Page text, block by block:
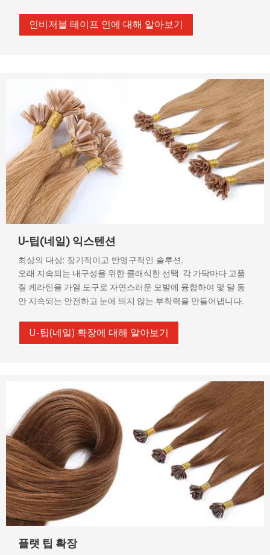
인비저블 테이프 인에 대해 알아보기
U-팁(네일) 익스텐션
최상의 대상: 장기적이고 반영구적인 솔루션.
오래 지속되는 내구성을 위한 클래식한 선택. 각 가닥마다 고품
질 케라틴을 가열 도구로 자연스러운 모발에 융합하여 몇 달 동
안 지속되는 안전하고 눈에 띄지 않는 부착력을 만들어냅니다.
U-팁(네일) 확장에 대해 알아보기
플랫 팁 확장